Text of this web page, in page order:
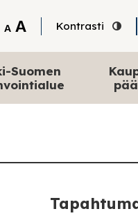
A Tekstin pienentäminen
A Tekstin suurentaminen
Kontrasti
Suomen